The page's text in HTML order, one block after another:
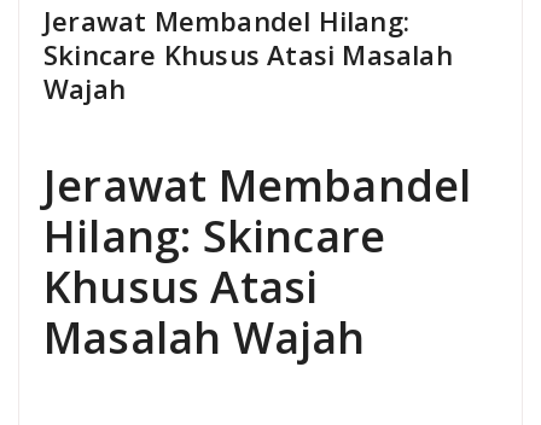
Jerawat Membandel Hilang:
Skincare Khusus Atasi Masalah
Wajah
Jerawat Membandel
Hilang: Skincare
Khusus Atasi
Masalah Wajah